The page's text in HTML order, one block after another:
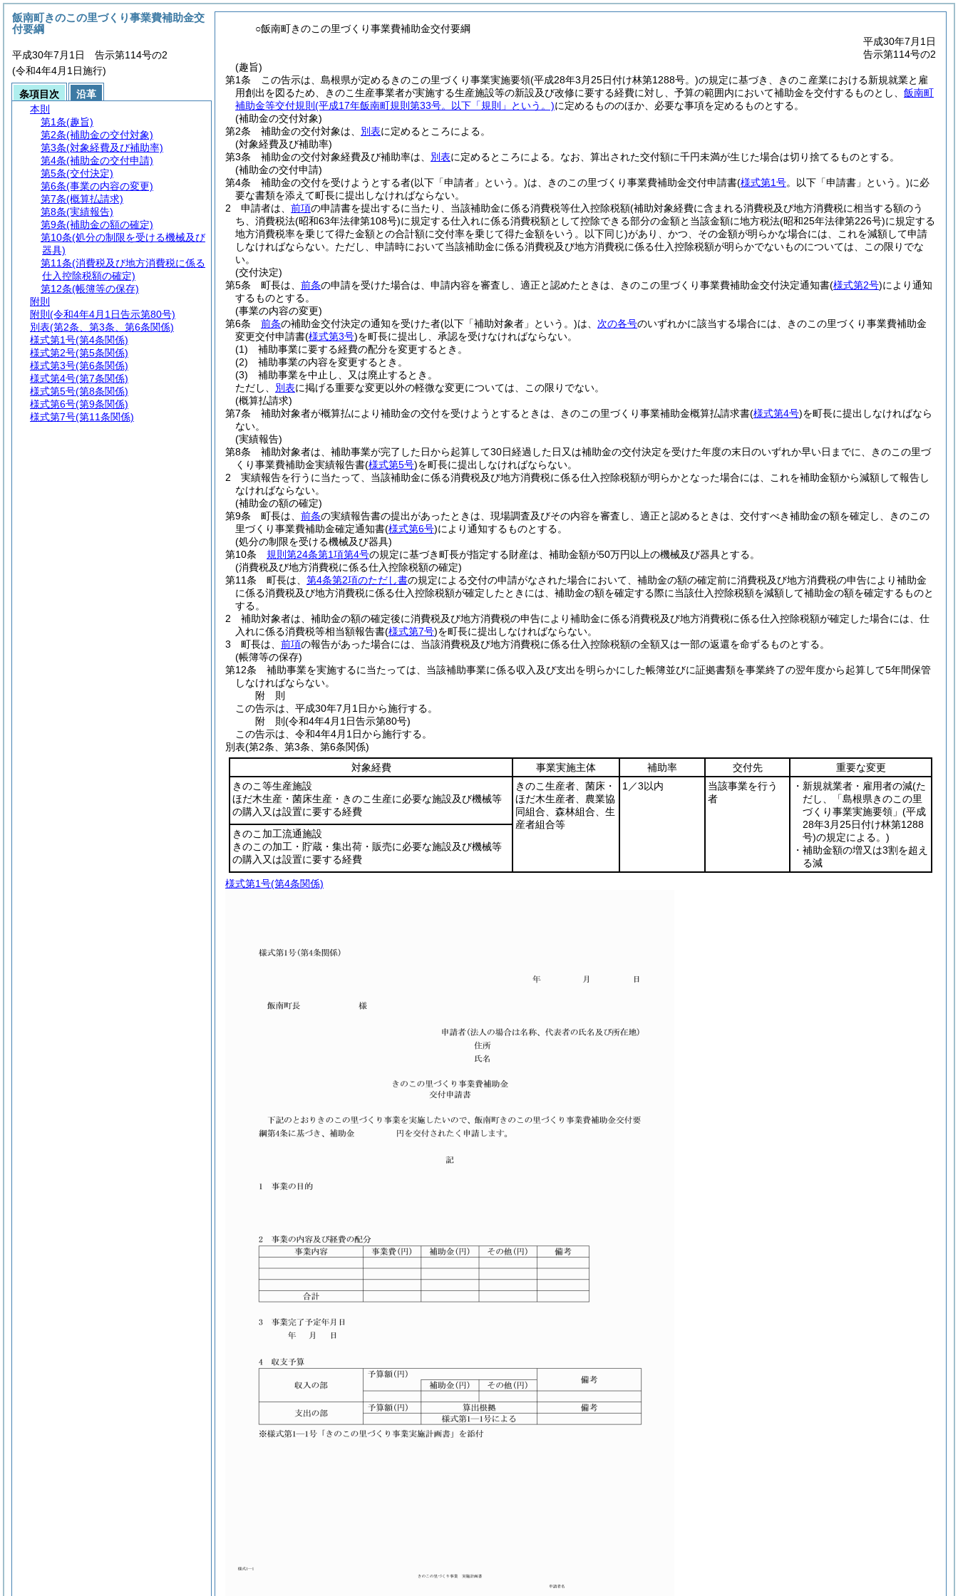
○飯南町きのこの里づくり事業費補助金交付要綱
平成30年7月1日
告示第114号の2
(趣旨)
第1条
この告示は、島根県が定めるきのこの里づくり事業実施要領(平成28年3月25日付け林第1288号。)の規定に基づき、きのこ産業における新規就業と雇
用創出を図るため、きのこ生産事業者が実施する生産施設等の新設及び改修に要する経費に対し、予算の範囲内において補助金を交付するものとし、 飯南町
補助金等交付規則 (平成17年飯南町規則第33号。以下「規則」という。)に定めるもののほか、必要な事項を定めるものとする。
(補助金の交付対象)
第2条
補助金の交付対象は、 別表に定めるところによる。
(対象経費及び補助率)
第3条
補助金の交付対象経費及び補助率は、 別表に定めるところによる。 なお、算出された交付額に千円未満が生じた場合は切り捨てるものとする。
(補助金の交付申請)
第4条
補助金の交付を受けようとする者(以下「申請者」という。)は、きのこの里づくり事業費補助金交付申請書(様式第1号。以下「申請書」という。)に必
要な書類を添えて町長に提出しなければならない。
2
申請者は、 前項の申請書を提出するに当たり、当該補助金に係る消費税等仕入控除税額(補助対象経費に含まれる消費税及び地方消費税に相当する額のう
ち、消費税法(昭和63年法律第108号)に規定する仕入れに係る消費税額として控除できる部分の金額と当該金額に地方税法(昭和25年法律第226号)に規定する
地方消費税率を乗じて得た金額との合計額に交付率を乗じて得た金額をいう。以下同じ)があり、かつ、その金額が明らかな場合には、これを減額して申請
しなければならない。 ただし、申請時において当該補助金に係る消費税及び地方消費税に係る仕入控除税額が明らかでないものについては、この限りでな
い。
(交付決定)
第5条
町長は、 前条の申請を受けた場合は、申請内容を審査し、適正と認めたときは、きのこの里づくり事業費補助金交付決定通知書(様式第2号)により通知
するものとする。
(事業の内容の変更)
第6条
前条の補助金交付決定の通知を受けた者(以下「補助対象者」という。)は、 次の各号のいずれかに該当する場合には、きのこの里づくり事業費補助金
変更交付申請書(様式第3号)を町長に提出し、承認を受けなければならない。
(1)
補助事業に要する経費の配分を変更するとき。
(2)
補助事業の内容を変更するとき。
(3)
補助事業を中止し、又は廃止するとき。
ただし、 別表に掲げる重要な変更以外の軽微な変更については、この限りでない。
(概算払請求)
第7条
補助対象者が概算払により補助金の交付を受けようとするときは、きのこの里づくり事業補助金概算払請求書(様式第4号)を町長に提出しなければなら
ない。
(実績報告)
第8条
補助対象者は、補助事業が完了した日から起算して30日経過した日又は補助金の交付決定を受けた年度の末日のいずれか早い日までに、きのこの里づ
くり事業費補助金実績報告書(様式第5号)を町長に提出しなければならない。
2
実績報告を行うに当たって、当該補助金に係る消費税及び地方消費税に係る仕入控除税額が明らかとなった場合には、これを補助金額から減額して報告し
なければならない。
(補助金の額の確定)
第9条
町長は、 前条の実績報告書の提出があったときは、現場調査及びその内容を審査し、適正と認めるときは、交付すべき補助金の額を確定し、きのこの
里づくり事業費補助金確定通知書(様式第6号)により通知するものとする。
(処分の制限を受ける機械及び器具)
第10条
規則第24条第1項第4号の規定に基づき町長が指定する財産は、補助金額が50万円以上の機械及び器具とする。
(消費税及び地方消費税に係る仕入控除税額の確定)
第11条
町長は、 第4条第2項のただし書の規定による交付の申請がなされた場合において、補助金の額の確定前に消費税及び地方消費税の申告により補助金
に係る消費税及び地方消費税に係る仕入控除税額が確定したときには、補助金の額を確定する際に当該仕入控除税額を減額して補助金の額を確定するものと
する。
2
補助対象者は、補助金の額の確定後に消費税及び地方消費税の申告により補助金に係る消費税及び地方消費税に係る仕入控除税額が確定した場合には、仕
入れに係る消費税等相当額報告書(様式第7号)を町長に提出しなければならない。
3
町長は、 前項の報告があった場合には、当該消費税及び地方消費税に係る仕入控除税額の全額又は一部の返還を命ずるものとする。
(帳簿等の保存)
第12条
補助事業を実施するに当たっては、当該補助事業に係る収入及び支出を明らかにした帳簿並びに証拠書類を事業終了の翌年度から起算して5年間保管
しなければならない。
附 則
この告示は、平成30年7月1日から施行する。
附 則(令和4年4月1日告示第80号)
この告示は、令和4年4月1日から施行する。
別表(第2条、第3条、第6条関係)
対象経費
事業実施主体 補助率 交付先
重要な変更
きのこ等生産施設
ほだ木生産・菌床生産・きのこ生産に必要な施設及び機械等
の購入又は設置に要する経費
きのこ生産者、菌床・
ほだ木生産者、農業協
同組合、森林組合、生
産者組合等
1／3以内
当該事業を行う
者
・新規就業者・雇用者の減(た
だし、「島根県きのこの里
づくり事業実施要領」 (平成
28年3月25日付け林第1288
号)の規定による。)
・補助金額の増又は3割を超え
る減
きのこ加工流通施設
きのこの加工・貯蔵・集出荷・販売に必要な施設及び機械等
の購入又は設置に要する経費
様式第1号(第4条関係)
飯南町きのこの里づくり事業費補助金交
付要綱
平成30年7月1日 告示第114号の2
(令和4年4月1日施行)
条項目次
沿革
本則
第1条(趣旨)
第2条(補助金の交付対象)
第3条(対象経費及び補助率)
第4条(補助金の交付申請)
第5条(交付決定)
第6条(事業の内容の変更)
第7条(概算払請求)
第8条(実績報告)
第9条(補助金の額の確定)
第10条(処分の制限を受ける機械及び
器具)
第11条(消費税及び地方消費税に係る
仕入控除税額の確定)
第12条(帳簿等の保存)
附則
附則 (令和4年4月1日告示第80号)
別表(第2条、第3条、第6条関係)
様式第1号(第4条関係)
様式第2号(第5条関係)
様式第3号(第6条関係)
様式第4号(第7条関係)
様式第5号(第8条関係)
様式第6号(第9条関係)
様式第7号(第11条関係)